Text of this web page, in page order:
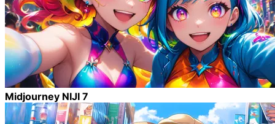
Midjourney NIJI 7